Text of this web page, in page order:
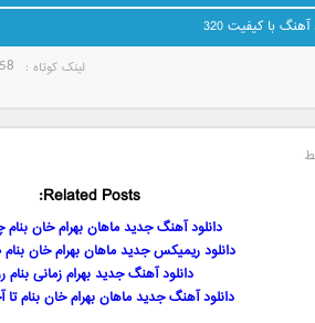
آهنگ با کیفیت 320
لینک کوتاه‌ :
Related Posts:
دانلود آهنگ جدید ماهان بهرام خان
دانلود ریمیکس جدید ماهان بهرام خان
دانلود آهنگ جدید بهرام زمانی بنام
دانلود آهنگ جدید ماهان بهرام خان بنام